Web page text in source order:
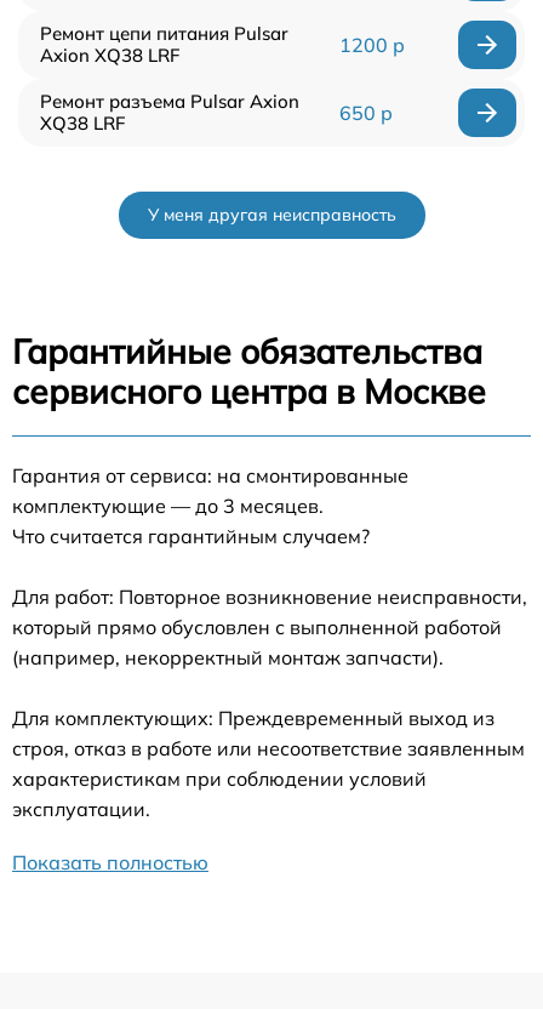
Ремонт цепи питания Pulsar
Axion XQ38 LRF
1200 р
Ремонт разъема Pulsar Axion
XQ38 LRF
650 р
У меня другая неисправность
Гарантийные обязательства
сервисного центра в Москве
Гарантия от сервиса: на смонтированные
комплектующие — до 3 месяцев.
Что считается гарантийным случаем?
Для работ: Повторное возникновение неисправности,
который прямо обусловлен с выполненной работой
(например, некорректный монтаж запчасти).
Для комплектующих: Преждевременный выход из
строя, отказ в работе или несоответствие заявленным
характеристикам при соблюдении условий
эксплуатации.
Показать полностью